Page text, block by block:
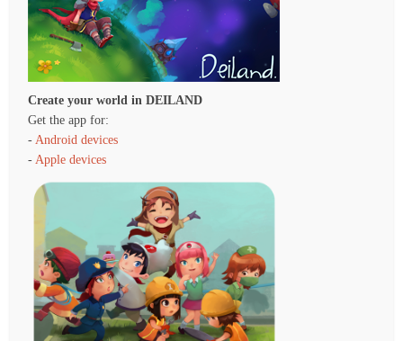
Create your world in DEILAND
Get the app for:
- Android devices
- Apple devices